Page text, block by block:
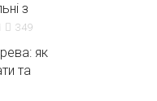
з
349
як
та